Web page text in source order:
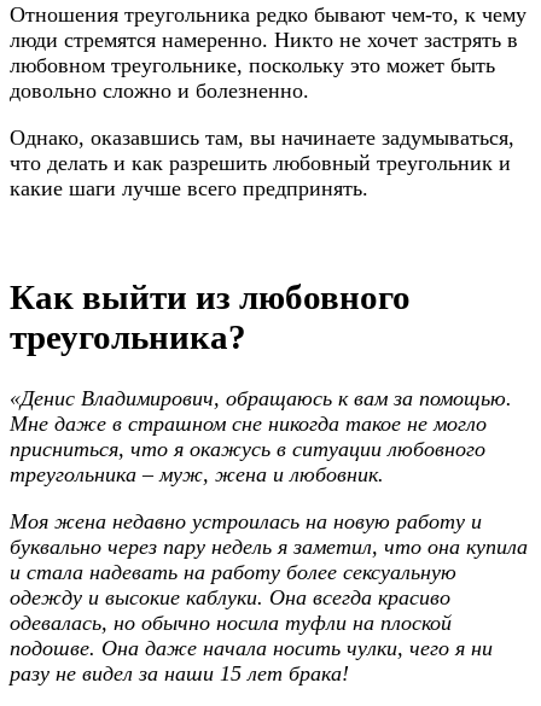
Отношения треугольника редко бывают чем-то, к чему
люди стремятся намеренно. Никто не хочет застрять в
любовном треугольнике, поскольку это может быть
довольно сложно и болезненно.
Однако, оказавшись там, вы начинаете задумываться,
что делать и как разрешить любовный треугольник и
какие шаги лучше всего предпринять.
Как выйти из любовного
треугольника?
«Денис Владимирович, обращаюсь к вам за помощью.
Мне даже в страшном сне никогда такое не могло
присниться, что я окажусь в ситуации любовного
треугольника – муж, жена и любовник.
Моя жена недавно устроилась на новую работу и
буквально через пару недель я заметил, что она купила
и стала надевать на работу более сексуальную
одежду и высокие каблуки. Она всегда красиво
одевалась, но обычно носила туфли на плоской
подошве. Она даже начала носить чулки, чего я ни
разу не видел за наши 15 лет брака!